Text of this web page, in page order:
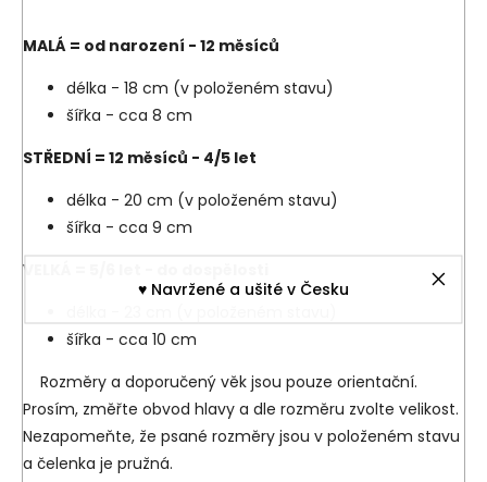
♥︎ Navržené a ušité v Česku
MALÁ = od narození - 12 měsíců
délka - 18 cm (v položeném stavu)
šířka - cca 8 cm
STŘEDNÍ = 12 měsíců - 4/5 let
délka - 20 cm (v položeném stavu)
šířka - cca 9 cm
VELKÁ = 5/6 let - do dospělosti
šířka - cca 10 cm
Rozměry a doporučený věk jsou pouze orientační.
Prosím, změřte obvod hlavy a dle rozměru zvolte velikost.
Nezapomeňte, že psané rozměry jsou v položeném stavu
a čelenka je pružná.